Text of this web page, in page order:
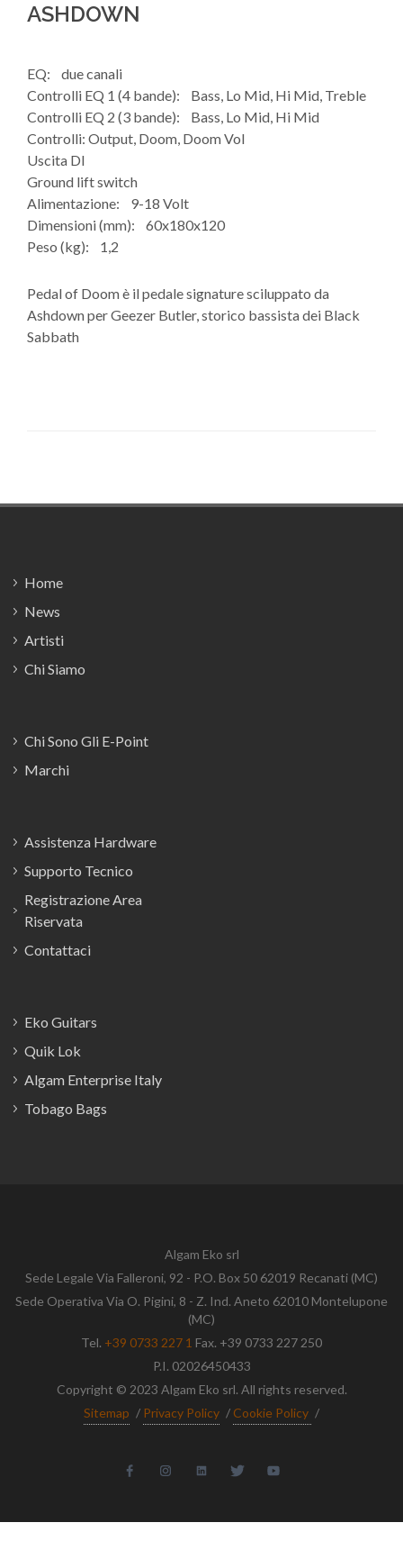
ASHDOWN
EQ: due canali
Controlli EQ 1 (4 bande): Bass, Lo Mid, Hi Mid, Treble
Controlli EQ 2 (3 bande): Bass, Lo Mid, Hi Mid
Controlli: Output, Doom, Doom Vol
Uscita DI
Ground lift switch
Alimentazione: 9-18 Volt
Dimensioni (mm): 60x180x120
Peso (kg): 1,2
Pedal of Doom è il pedale signature sciluppato da
Ashdown per Geezer Butler, storico bassista dei Black
Sabbath
Home
News
Artisti
Chi Siamo
Chi Sono Gli E-Point
Marchi
Assistenza Hardware
Supporto Tecnico
Registrazione Area
Riservata
Contattaci
Eko Guitars
Quik Lok
Algam Enterprise Italy
Tobago Bags
Algam Eko srl
Sede Legale Via Falleroni, 92 - P.O. Box 50 62019 Recanati (MC)
Sede Operativa Via O. Pigini, 8 - Z. Ind. Aneto 62010 Montelupone
(MC)
Tel. +39 0733 227 1 Fax. +39 0733 227 250
P.I. 02026450433
Copyright © 2023 Algam Eko srl. All rights reserved.
Sitemap / Privacy Policy / Cookie Policy /